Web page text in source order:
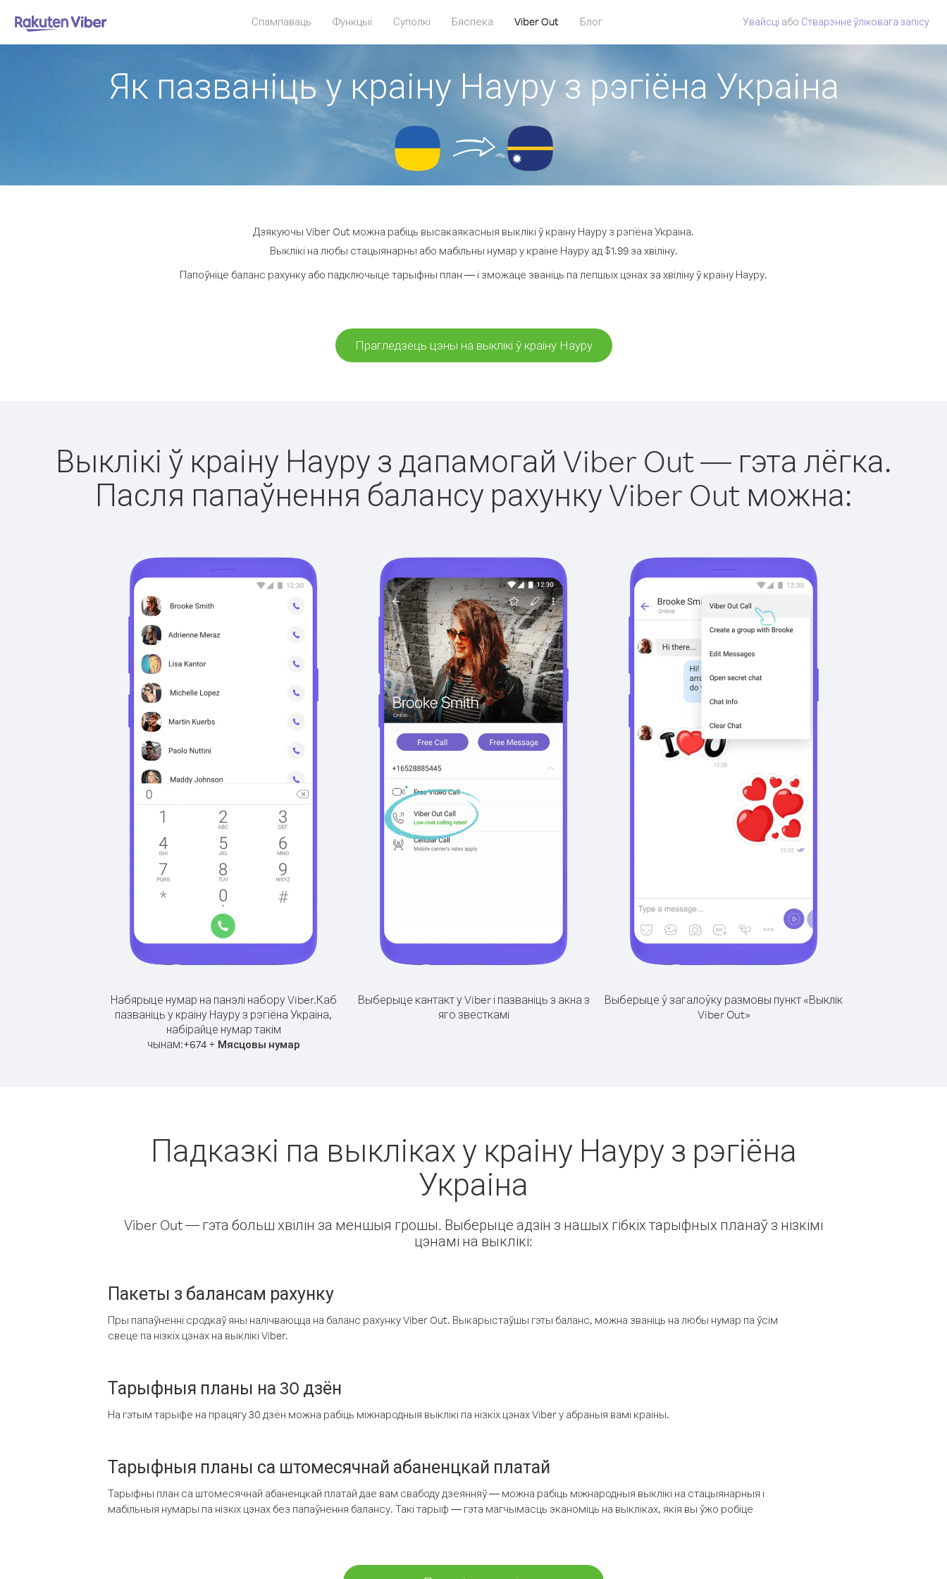
Спампаваць Функцыі Суполкі Бяспека Viber Out Блог Увайсці або Стварэнне ўліковага запісу
Як пазваніць у краіну Науру з рэгіёна Украіна
Дзякуючы Viber Out можна рабіць высакаякасныя выклікі ў краіну Науру з рэгіёна Украіна.
Выклікі на любы стацыянарны або мабільны нумар у краіне Науру ад $1.99 за хвіліну.
Папоўніце баланс рахунку або падключыце тарыфны план — і зможаце званіць па лепшых цэнах за хвіліну ў краіну Науру.
Прагледзець цэны на выклікі ў краіну Науру
Выклікі ў краіну Науру з дапамогай Viber Out — гэта лёгка.
Пасля папаўнення балансу рахунку Viber Out можна:
Набярыце нумар на панэлі набору Viber.Каб
пазваніць у краіну Науру з рэгіёна Украіна,
набірайце нумар такім
чынам:+674+ Мясцовы нумар
Выберыце кантакт у Viber і пазваніць з акна з
яго звесткамі
Выберыце ў загалоўку размовы пункт «Выклік
Viber Out»
Падказкі па выкліках у краіну Науру з рэгіёна
Украіна
Viber Out — гэта больш хвілін за меншыя грошы. Выберыце адзін з нашых гібкіх тарыфных планаў з нізкімі
цэнамі на выклікі:
Пакеты з балансам рахунку
Пры папаўненні сродкаў яны налічваюцца на баланс рахунку Viber Out. Выкарыстаўшы гэты баланс, можна званіць на любы нумар па ўсім
свеце па нізкіх цэнах на выклікі Viber.
Тарыфныя планы на 30 дзён
На гэтым тарыфе на працягу 30 дзён можна рабіць міжнародныя выклікі па нізкіх цэнах Viber у абраныя вамі краіны.
Тарыфныя планы са штомесячнай абаненцкай платай
Тарыфны план са штомесячнай абаненцкай платай дае вам свабоду дзеянняў — можна рабіць міжнародныя выклікі на стацыянарныя і
мабільныя нумары па нізкіх цэнах без папаўнення балансу. Такі тарыф — гэта магчымасць эканоміць на выкліках, якія вы ўжо робіце